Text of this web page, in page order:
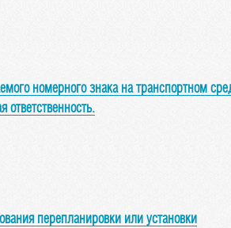
номерного знака на транспортном
ответственность.
перепланировки или установки